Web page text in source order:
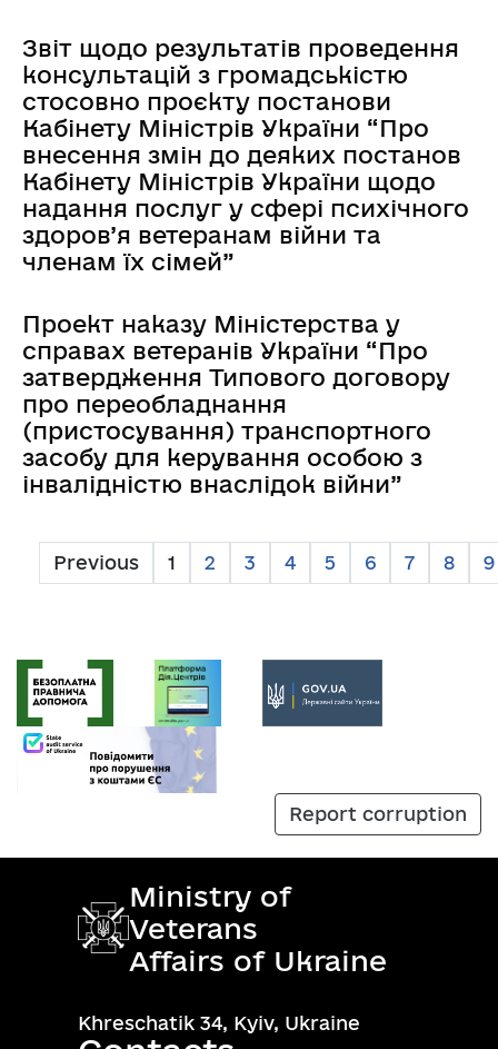
Звіт щодо результатів проведення
консультацій з громадськістю
стосовно проєкту постанови
Кабінету Міністрів України “Про
внесення змін до деяких постанов
Кабінету Міністрів України щодо
надання послуг у сфері психічного
здоров’я ветеранам війни та
членам їх сімей”
Проект наказу Міністерства у
справах ветеранів України “Про
затвердження Типового договору
про переобладнання
(пристосування) транспортного
засобу для керування особою з
інвалідністю внаслідок війни”
Previous 1 2 3 4 5 6 7 8 9
Report corruption
Ministry of
Veterans
Affairs of Ukraine
Khreschatik 34, Kyiv, Ukraine